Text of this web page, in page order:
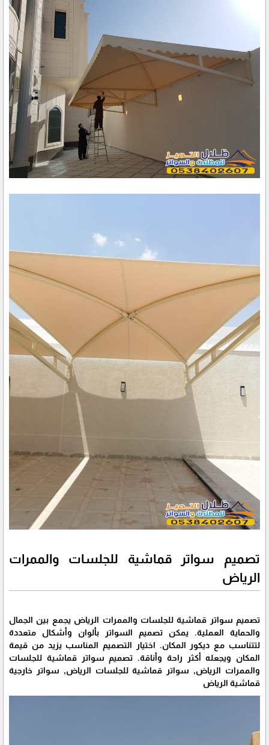
تصميم سواتر قماشية للجلسات والممرات
الرياض
تصميم سواتر قماشية للجلسات والممرات الرياض يجمع بين الجمال
والحماية العملية. يمكن تصميم السواتر بألوان وأشكال متعددة
لتتناسب مع ديكور المكان. اختيار التصميم المناسب يزيد من قيمة
المكان ويجعله أكثر راحة وأناقة. تصميم سواتر قماشية للجلسات
والممرات الرياض, سواتر قماشية للجلسات الرياض, سواتر خارجية
قماشية الرياض